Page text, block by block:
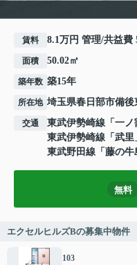
賃料 8.1万円 管理/共益費
面積 50.02㎡
築年数 築15年
所在地 埼玉県春日部市備後
交通 東武伊勢崎線 「 一ノ
東武伊勢崎線 「 武里
東武野田線 「 藤の牛
無料
エクセルヒルズBの募集中物件
103